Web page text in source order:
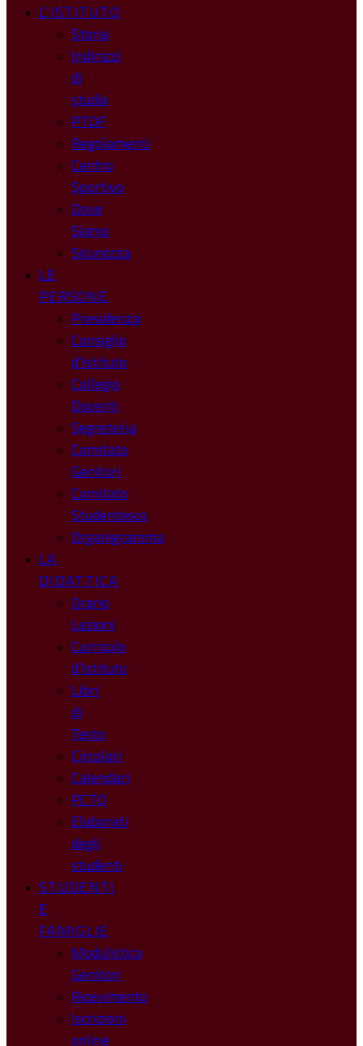
L’ISTITUTO
Storia
Indirizzi
di
studio
PTOF
Regolamenti
Centro
Sportivo
Dove
Siamo
Sicurezza
LE
PERSONE
Presidenza
Consiglio
d’Istituto
Collegio
Docenti
Segreteria
Comitato
Genitori
Comitato
Studentesco
Organigramma
LA
DIDATTICA
Orario
Lezioni
Curricolo
d’Istituto
Libri
di
Testo
Circolari
Calendari
PCTO
Elaborati
degli
studenti
STUDENTI
E
FAMIGLIE
Modulistica
Genitori
Ricevimento
Iscrizioni
online